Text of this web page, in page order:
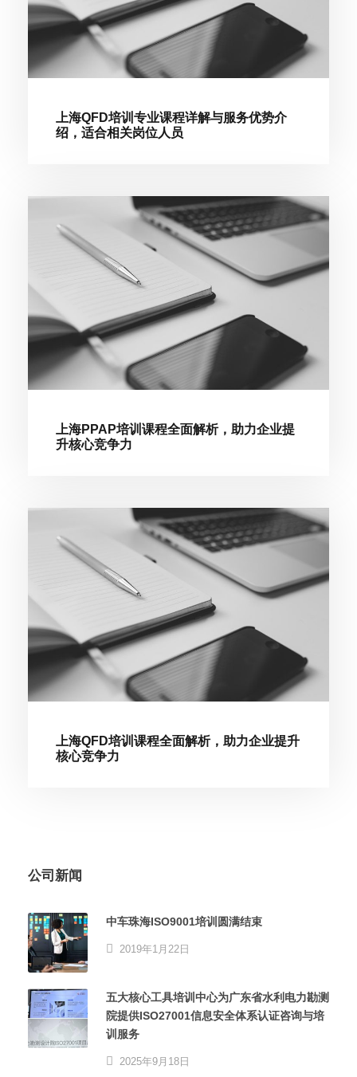
上海QFD培训专业课程详解与服务优势介
绍，适合相关岗位人员
上海PPAP培训课程全面解析，助力企业提
升核心竞争力
上海QFD培训课程全面解析，助力企业提升
核心竞争力
公司新闻
中车珠海ISO9001培训圆满结束
2019年1月22日
五大核心工具培训中心为广东省水利电力勘测
院提供ISO27001信息安全体系认证咨询与培
训服务
2025年9月18日